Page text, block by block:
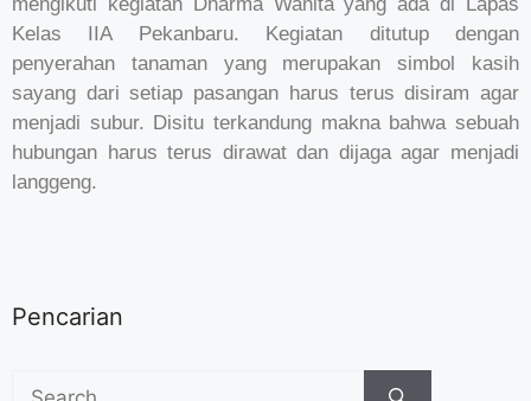
Kelas IIA Pekanbaru. Kegiatan ditutup dengan
penyerahan tanaman yang merupakan simbol kasih
sayang dari setiap pasangan harus terus disiram agar
menjadi subur. Disitu terkandung makna bahwa sebuah
hubungan harus terus dirawat dan dijaga agar menjadi
langgeng.
Pencarian